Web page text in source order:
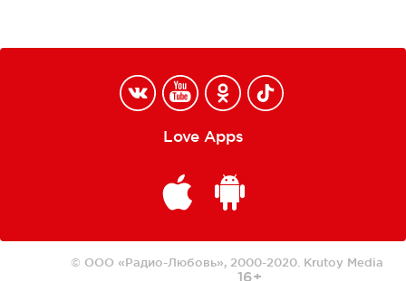
Love Apps
© ООО «Радио-Любовь», 2000-2020. Krutoy Media
16+